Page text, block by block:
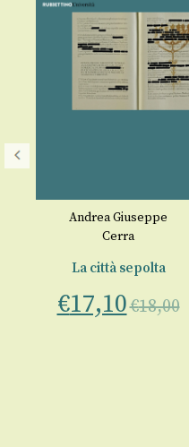
Andrea Giuseppe
Cerra
La città sepolta
€17,10€18,00